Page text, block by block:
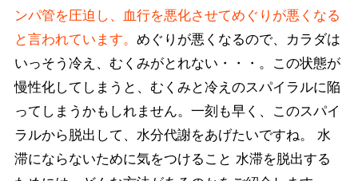
ンパ管を圧迫し、血行を悪化させてめぐりが悪くなる
と言われています。 めぐりが悪くなるので、カラダは
いっそう冷え、むくみがとれない・・・。この状態が
慢性化してしまうと、むくみと冷えのスパイラルに陥
ってしまうかもしれません。一刻も早く、このスパイ
ラルから脱出して、水分代謝をあげたいですね。 水
滞にならないために気をつけること 水滞を脱出する